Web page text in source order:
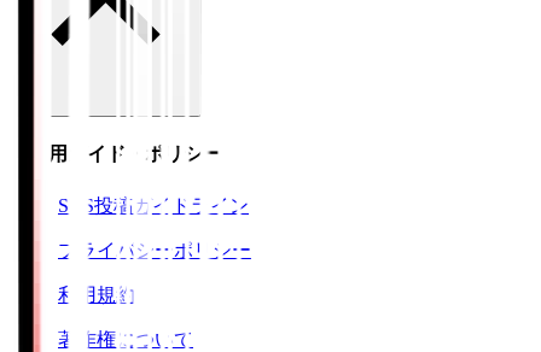
ご利用ガイド・ポリシー
SNS投稿ガイドライン
プライバシーポリシー
利用規約
著作権について